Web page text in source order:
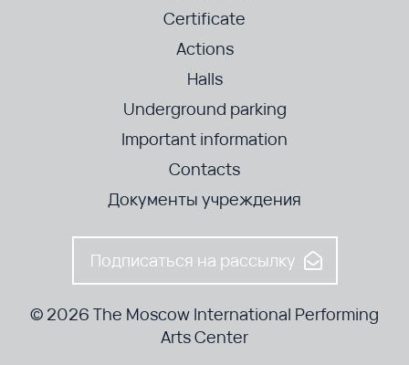
Certificate
Actions
Halls
Underground parking
Important information
Contacts
Документы учреждения
Подписаться на рассылку
© 2026 The Moscow International Performing
Arts Center